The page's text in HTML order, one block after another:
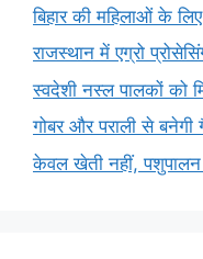
बिहार की महिलाओं के
राजस्थान में एग्रो
स्वदेशी नस्ल पालकों को
गोबर और पराली से बनेगी
केवल खेती नहीं, पशुपालन